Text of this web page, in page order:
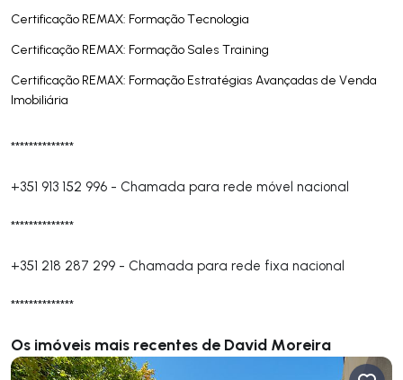
Certificação REMAX: Formação Tecnologia
Certificação REMAX: Formação Sales Training
Certificação REMAX: Formação Estratégias Avançadas de Venda
Imobiliária
**************
+351 913 152 996 - Chamada para rede móvel nacional
**************
+351 218 287 299 - Chamada para rede fixa nacional
**************
Os imóveis mais recentes de David Moreira